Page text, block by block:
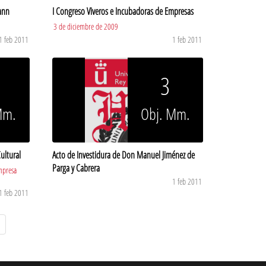
1 feb 2011
I Congreso Viveros e Incubadoras de Empresas
3 de diciembre de 2009
1 feb 2011
1 feb 2011
3
Obj. Mm.
Acto de Investidura de Don Manuel Jiménez de
Parga y Cabrera
1 feb 2011